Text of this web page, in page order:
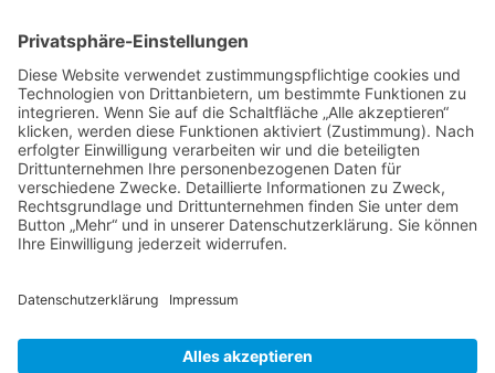
E-Mail
Diese E-Mail-Adresse ist vor Spambots geschützt! Zur Anzeige
muss JavaScript eingeschaltet sein!
Diese E-Mail-Adresse ist vor Spambots geschützt! Zur Anzeige
muss JavaScript eingeschaltet sein!
Telefon Service-Team
Tel: 0261-1349 5200
Tel: 0172-546 19 20